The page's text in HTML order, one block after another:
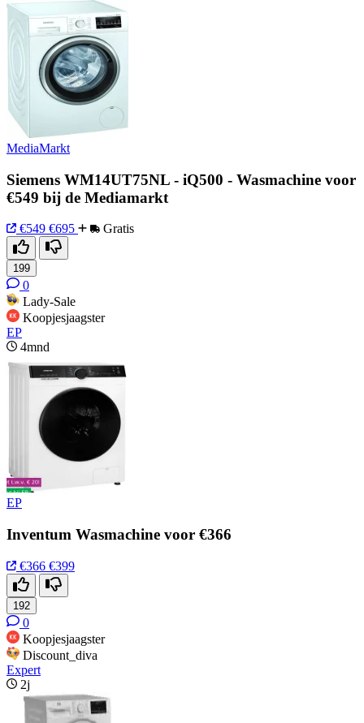
MediaMarkt
Siemens WM14UT75NL - iQ500 - Wasmachine voor
€549 bij de Mediamarkt
€549 €695 Gratis
199
0
Lady-Sale
Koopjesjaagster
EP
4mnd
EP
Inventum Wasmachine voor €366
€366 €399
192
0
Koopjesjaagster
Discount_diva
Expert
2j